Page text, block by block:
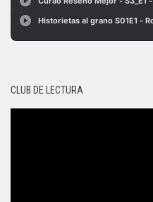
CLUB DE LECTURA